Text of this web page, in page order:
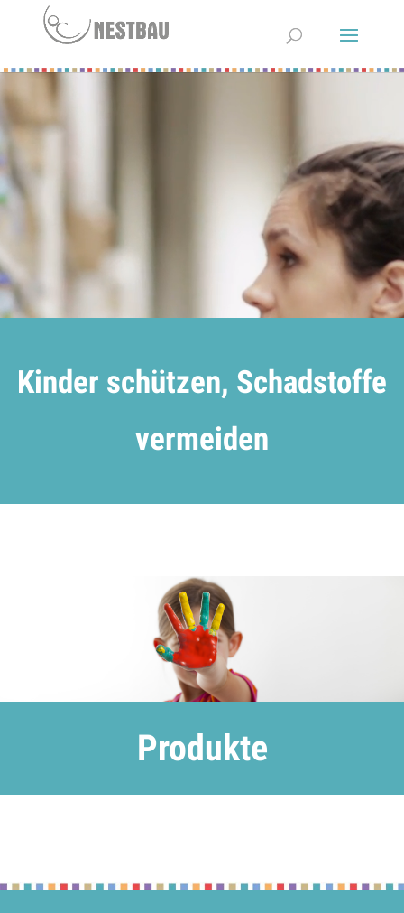
Player
Kinder schützen, Schadstoffe
vermeiden
Produkte